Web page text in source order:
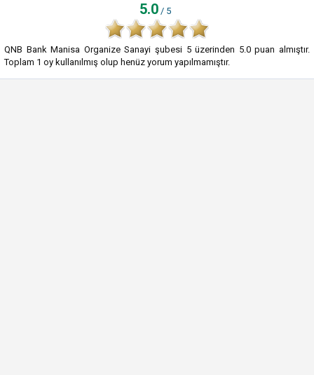
5.0 / 5
QNB Bank Manisa Organize Sanayi şubesi 5üzerinden 5.0puan almıştır.
Toplam 1 oy kullanılmış olup henüz yorum yapılmamıştır.